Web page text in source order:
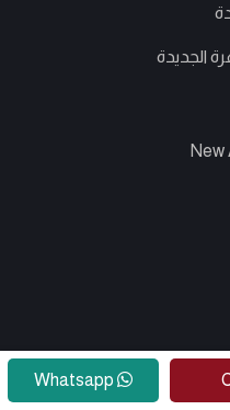
الجديدة
Whatsapp